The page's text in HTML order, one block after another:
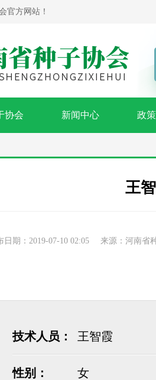
官方网站！
协会 新闻中心 政
王
日期：2019-07-10 02:05 来源：河南省
技术人员： 王智霞
性别： 女